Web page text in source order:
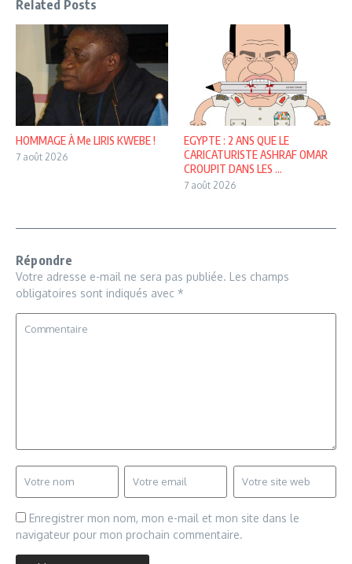
Related Posts
HOMMAGE À Me LIRIS KWEBE !
7 août 2026
EGYPTE : 2 ANS QUE LE
CARICATURISTE ASHRAF OMAR
CROUPIT DANS LES ...
7 août 2026
Répondre
Votre adresse e-mail ne sera pas publiée. Les champs
obligatoires sont indiqués avec *
Enregistrer mon nom, mon e-mail et mon site dans le
navigateur pour mon prochain commentaire.